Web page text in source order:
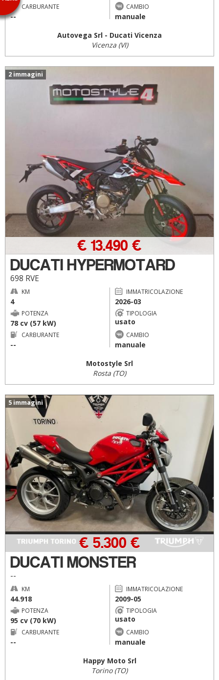
CARBURANTE
--
CAMBIO
manuale
Autovega Srl - Ducati Vicenza
Vicenza (VI)
2 immagini
DUCATI HYPERMOTARD
698 RVE
€ 13.490 €
KM
4
IMMATRICOLAZIONE
2026-03
POTENZA
78 cv (57 kW)
TIPOLOGIA
usato
CARBURANTE
--
CAMBIO
manuale
Motostyle Srl
Rosta (TO)
5 immagini
DUCATI MONSTER
--
€ 5.300 €
KM
44.918
IMMATRICOLAZIONE
2009-05
POTENZA
95 cv (70 kW)
TIPOLOGIA
usato
CARBURANTE
--
CAMBIO
manuale
Happy Moto Srl
Torino (TO)